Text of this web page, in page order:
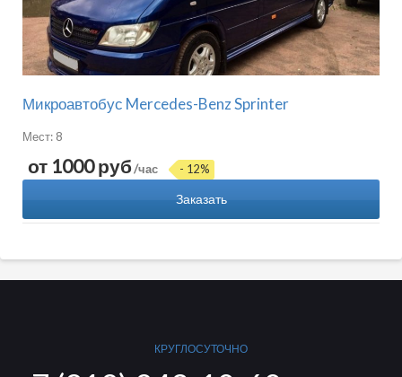
Микроавтобус Mercedes-Benz Sprinter
Мест: 8
от 1000 руб/час - 12%
Заказать
КРУГЛОСУТОЧНО